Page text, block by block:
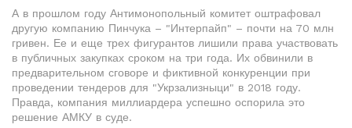
А в прошлом году Антимонопольный комитет оштрафовал
другую компанию Пинчука – "Интерпайп" – почти на 70 млн
гривен. Ее и еще трех фигурантов лишили права участвовать
в публичных закупках сроком на три года. Их обвинили в
предварительном сговоре и фиктивной конкуренции при
проведении тендеров для "Укрзализныци" в 2018 году.
Правда, компания миллиардера успешно оспорила это
решение АМКУ в суде.